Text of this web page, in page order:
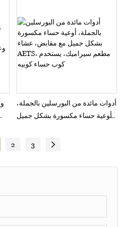
أدوات مائدة من البورسلين بالجملة،
أوعية حساء مكسورة بشكل جميل
سيراميك، يستخدم كوب حساء
2 3